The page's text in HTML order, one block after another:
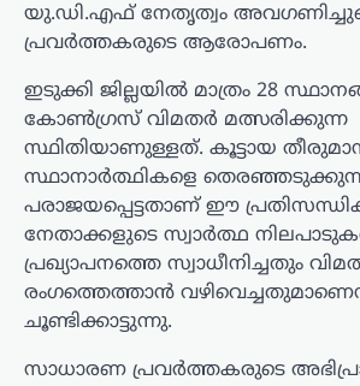
യു.ഡി.എഫ് നേതൃത്വം
പ്രവർത്തകരുടെ ആരോപണം.
ഇടുക്കി ജില്ലയിൽ മാത്രം 28
കോൺഗ്രസ് വിമതർ മത്സരിക്കുന്ന
സ്ഥിതിയാണുള്ളത്. കൂട്ടായ
സ്ഥാനാർത്ഥികളെ
പരാജയപ്പെട്ടതാണ് ഈ
നേതാക്കളുടെ സ്വാർത്ഥ
പ്രഖ്യാപനത്തെ സ്വാധീനിച്ചതും
രംഗത്തെത്താൻ
ചൂണ്ടിക്കാട്ടുന്നു.
സാധാരണ പ്രവർത്തകരുടെ